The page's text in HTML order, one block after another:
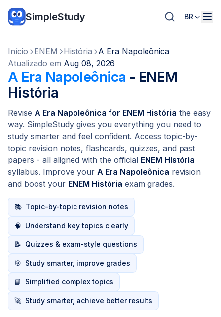
SimpleStudy BR
Início ENEM História
A Era Napoleônica
Atualizado em Aug 08, 2026
A Era Napoleônica - ENEM
História
Revise A Era Napoleônica for ENEM História the easy
way. SimpleStudy gives you everything you need to
study smarter and feel confident. Access topic-by-
topic revision notes, flashcards, quizzes, and past
papers - all aligned with the official ENEM História
syllabus. Improve your A Era Napoleônica revision
and boost your ENEM História exam grades.
📚 Topic-by-topic revision notes
🧠 Understand key topics clearly
📝 Quizzes & exam-style questions
🎯 Study smarter, improve grades
📘 Simplified complex topics
🚀 Study smarter, achieve better results